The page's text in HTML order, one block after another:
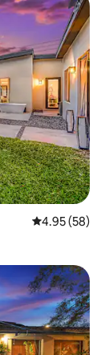
平均评分
4.95 (58)